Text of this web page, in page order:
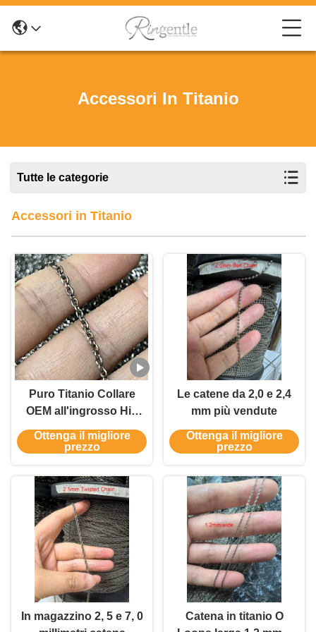
Accessori In Titanio
Tutte le categorie
Accessori in Titanio
Puro Titanio Collare
OEM all'ingrosso Hip
Hop Man Titanio Gioielli
di Moda Fine Catena
Ottenga il migliore
prezzo
Le catene da 2,0 e 2,4
mm più vendute
Ottenga il migliore
prezzo
In magazzino 2, 5 e 7, 0
Catena in titanio O